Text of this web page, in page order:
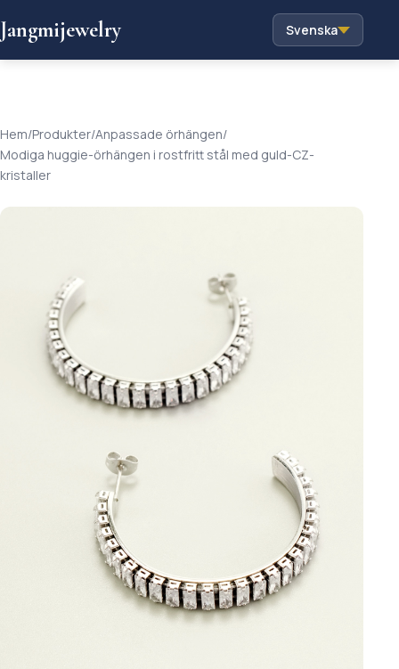
Jangmijewelry Svenska
Hem/Produkter/Anpassade örhängen/
Modiga huggie-örhängen i rostfritt stål med guld-CZ-
kristaller